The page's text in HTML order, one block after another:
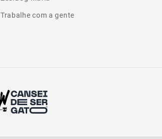
Trabalhe com a gente